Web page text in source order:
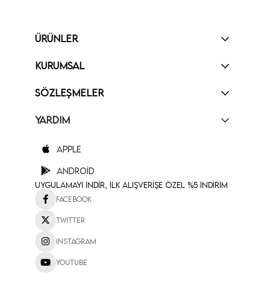
ÜRÜNLER
KURUMSAL
SÖZLEŞMELER
YARDIM
Apple
Android
Uygulamayı İndir, İlk Alışverişe Özel %5 İndirim
Facebook
Twitter
Instagram
Youtube